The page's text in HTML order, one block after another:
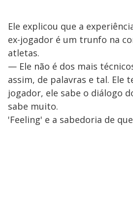
Ele explicou que a
ex-jogador é um trunfo na
atletas.
— Ele não é dos mais
assim, de palavras e tal. Ele
jogador, ele sabe o diálogo
sabe muito.
'Feeling' e a sabedoria de